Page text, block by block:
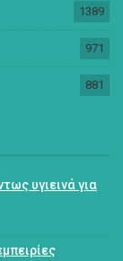
1389
971
881
υγιεινά για